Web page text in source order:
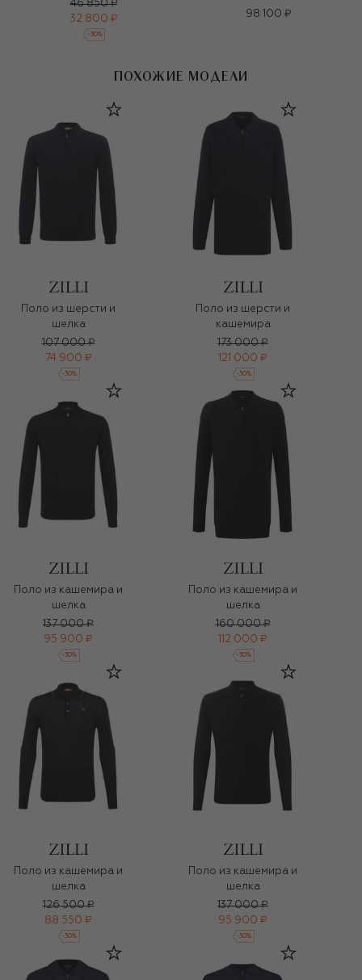
46 850 ₽
32 800 ₽
-30%
98 100 ₽
ПОХОЖИЕ МОДЕЛИ
Поло из шерсти и
шелка
107 000 ₽
74 900 ₽
-30%
Поло из шерсти и
кашемира
173 000 ₽
121 000 ₽
-30%
Поло из кашемира и
шелка
137 000 ₽
95 900 ₽
-30%
Поло из кашемира и
шелка
160 000 ₽
112 000 ₽
-30%
Поло из кашемира и
шелка
126 500 ₽
88 550 ₽
-30%
Поло из кашемира и
шелка
137 000 ₽
95 900 ₽
-30%